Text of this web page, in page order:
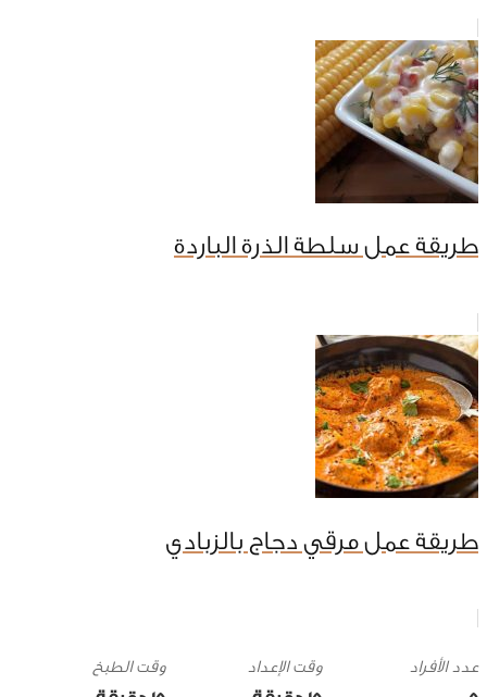
طريقة عمل سلطة الذرة الباردة
طريقة عمل مرقي دجاج بالزبادي
وقت الإعداد
وقت الطبخ